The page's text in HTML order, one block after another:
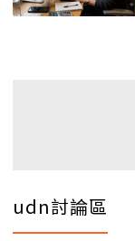
udn討論區